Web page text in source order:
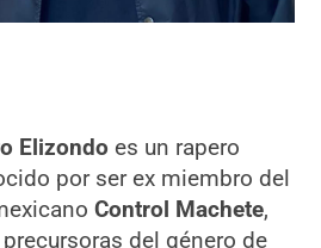
Elizondo es un rapero
por ser ex miembro del
Control Machete,
del género de